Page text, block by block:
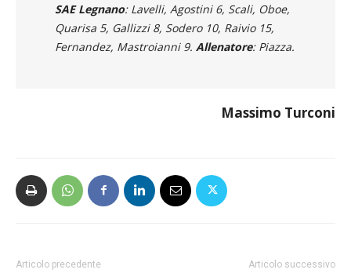
SAE Legnano: Lavelli, Agostini 6, Scali, Oboe,
Quarisa 5, Gallizzi 8, Sodero 10, Raivio 15,
Fernandez, Mastroianni 9. Allenatore: Piazza.
Massimo Turconi
Articolo precedente Articolo successivo